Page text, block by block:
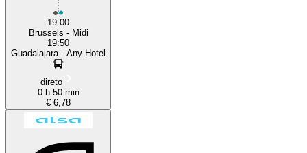
19:00
Brussels - Midi
19:50
Guadalajara - Any Hotel
direto
0 h 50 min
€ 6,78